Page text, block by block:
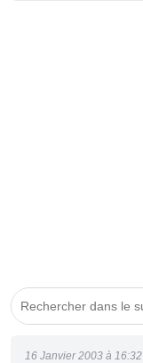
16 Janvier 2003 à 16:32